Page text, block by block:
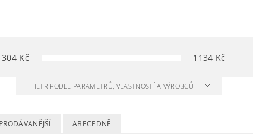
304 Kč 1134 Kč
FILTR PODLE PARAMETRŮ, VLASTNOSTÍ A VÝROBCŮ
ABECEDNĚ